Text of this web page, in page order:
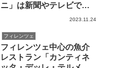
ニ」は新聞やテレビで紹
2023.11.24
フィレンツェ
フィレンツェ中心の魚介
レストラン「カンティネ